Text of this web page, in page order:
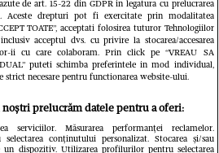
Groza la o
Monaco,
verii
Fără
Arina
ca o
de la
de art. 15-22 din GDPR in legatura cu prelucrarea
Aceste drepturi pot fi exercitate prin modalitatea
TOATE”, acceptati folosirea tuturor Tehnologiilor
acceptul dvs. cu privire la stocarea/accesarea
ii cu care colaboram. Prin click pe “VREAU SA
puteti schimba preferintele in mod individual,
strict necesare pentru functionarea website-ului.
prelucrăm datele pentru a oferi:
serviciilor. Măsurarea performanței reclamelor.
conținutului personalizat. Stocarea și/sau
un dispozitiv. Utilizarea profilurilor pentru selectarea